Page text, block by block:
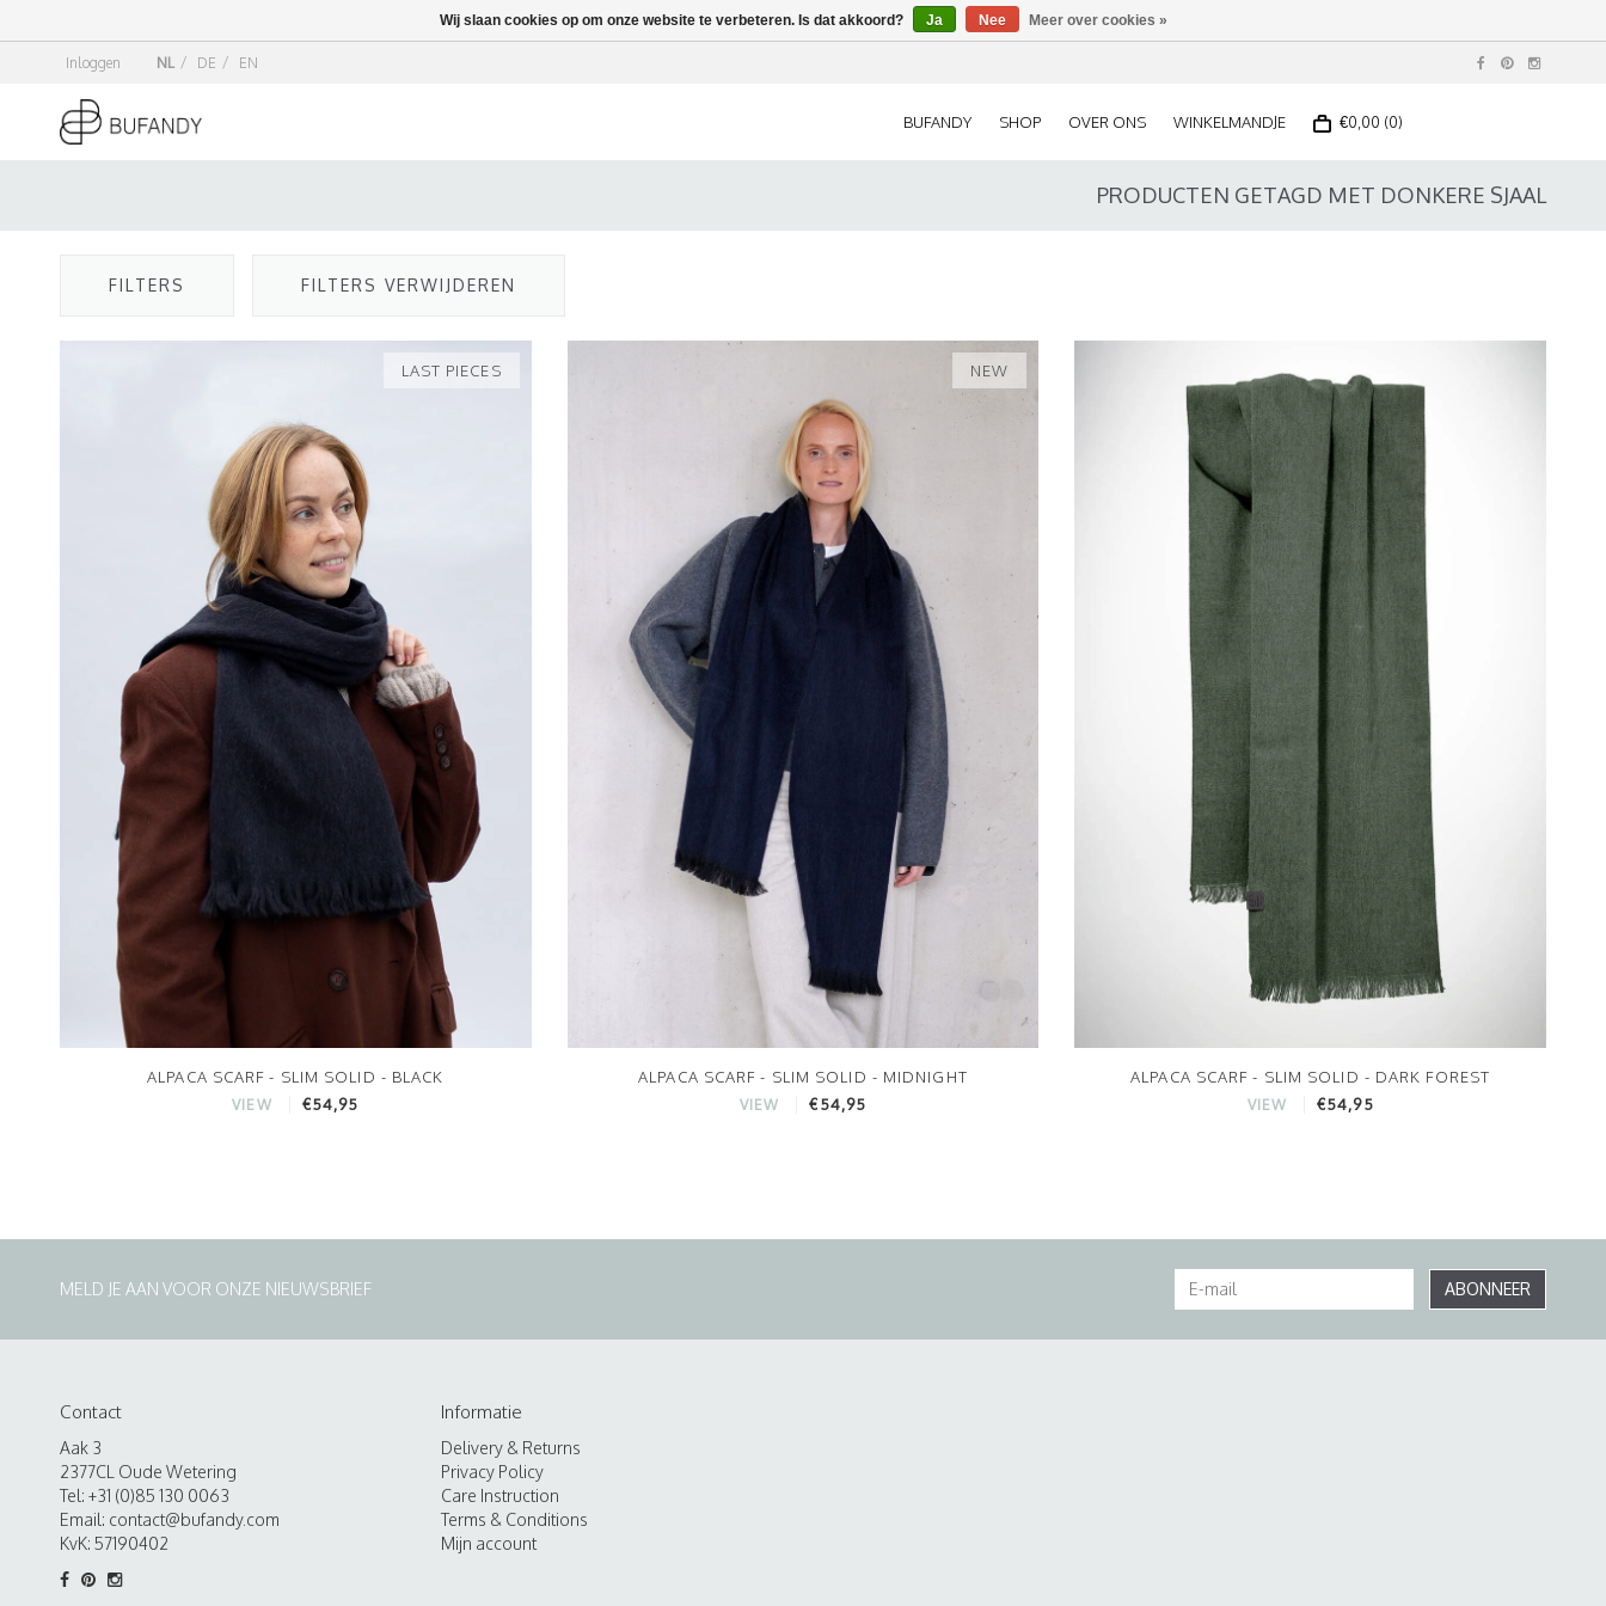
Inloggen NL / DE / EN
BUFANDY SHOP OVER ONS WINKELMANDJE €0,00 (0)
PRODUCTEN GETAGD MET DONKERE SJAAL
FILTERS FILTERS VERWIJDEREN
LAST PIECES
ALPACA SCARF - SLIM SOLID - BLACK
VIEW €54,95
NEW
ALPACA SCARF - SLIM SOLID - MIDNIGHT
VIEW €54,95
ALPACA SCARF - SLIM SOLID - DARK FOREST
VIEW €54,95
MELD JE AAN VOOR ONZE NIEUWSBRIEF ABONNEER
Contact
Aak 3
2377CL Oude Wetering
Tel: +31 (0)85 130 0063
Email: contact@bufandy.com
KvK: 57190402
Informatie
Delivery & Returns
Privacy Policy
Care Instruction
Terms & Conditions
Mijn account
Wij slaan cookies op om onze website te verbeteren. Is dat akkoord? Ja Nee Meer over cookies »